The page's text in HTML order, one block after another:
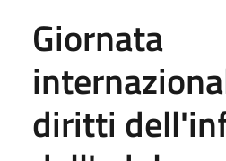
Giornata
diritti